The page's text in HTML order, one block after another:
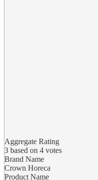
Aggregate Rating
3 based on 4 votes
Brand Name
Crown Horeca
Product Name